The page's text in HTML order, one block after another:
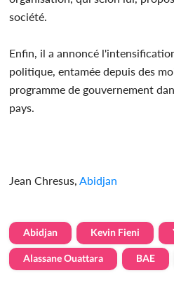
société.
Enfin, il a annoncé
politique, entamée depuis des
programme de gouvernement
pays.
Jean Chresus, Abidjan
Abidjan Kevin Fieni
Alassane Ouattara BAE